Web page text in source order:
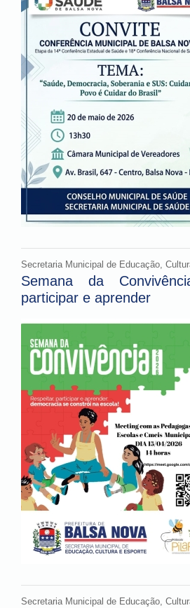
Secretaria Municipal de Educação,
Semana da
participar e aprender
Secretaria Municipal de Educação,